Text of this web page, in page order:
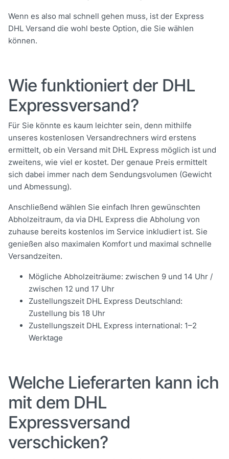
Wenn es also mal schnell gehen muss, ist der Express
DHL Versand die wohl beste Option, die Sie wählen
können.
Wie funktioniert der DHL
Expressversand?
Für Sie könnte es kaum leichter sein, denn mithilfe
unseres kostenlosen Versandrechners wird erstens
ermittelt, ob ein Versand mit DHL Express möglich ist und
zweitens, wie viel er kostet. Der genaue Preis ermittelt
sich dabei immer nach dem Sendungsvolumen (Gewicht
und Abmessung).
Anschließend wählen Sie einfach Ihren gewünschten
Abholzeitraum, da via DHL Express die Abholung von
zuhause bereits kostenlos im Service inkludiert ist. Sie
genießen also maximalen Komfort und maximal schnelle
Versandzeiten.
Mögliche Abholzeiträume: zwischen 9 und 14 Uhr /
zwischen 12 und 17 Uhr
Zustellungszeit DHL Express Deutschland:
Zustellung bis 18 Uhr
Zustellungszeit DHL Express international: 1–2
Werktage
Welche Lieferarten kann ich
mit dem DHL
Expressversand
verschicken?